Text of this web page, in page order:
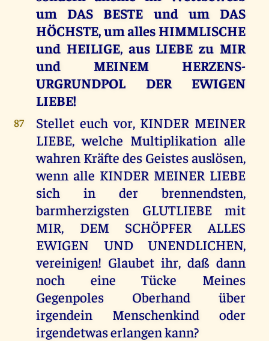
um DAS BESTE und um DAS
HÖCHSTE, um alles HIMMLISCHE
und HEILIGE, aus LIEBE zu MIR
und MEINEM HERZENS-
URGRUNDPOL DER EWIGEN
LIEBE!
87
Stellet euch vor, KINDER MEINER
LIEBE, welche Multiplikation alle
wahren Kräfte des Geistes auslösen,
wenn alle KINDER MEINER LIEBE
sich in der brennendsten,
barmherzigsten GLUTLIEBE mit
MIR, DEM SCHÖPFER ALLES
EWIGEN UND UNENDLICHEN,
vereinigen! Glaubet ihr, daß dann
noch eine Tücke Meines
Gegenpoles Oberhand über
irgendein Menschenkind oder
irgendetwas erlangen kann?